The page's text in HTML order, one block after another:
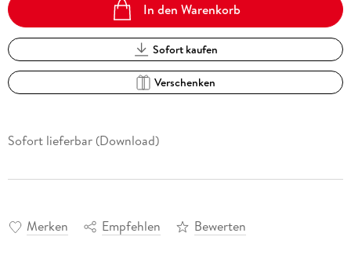
In den Warenkorb
Sofort kaufen
Verschenken
Sofort lieferbar (Download)
Merken Empfehlen Bewerten